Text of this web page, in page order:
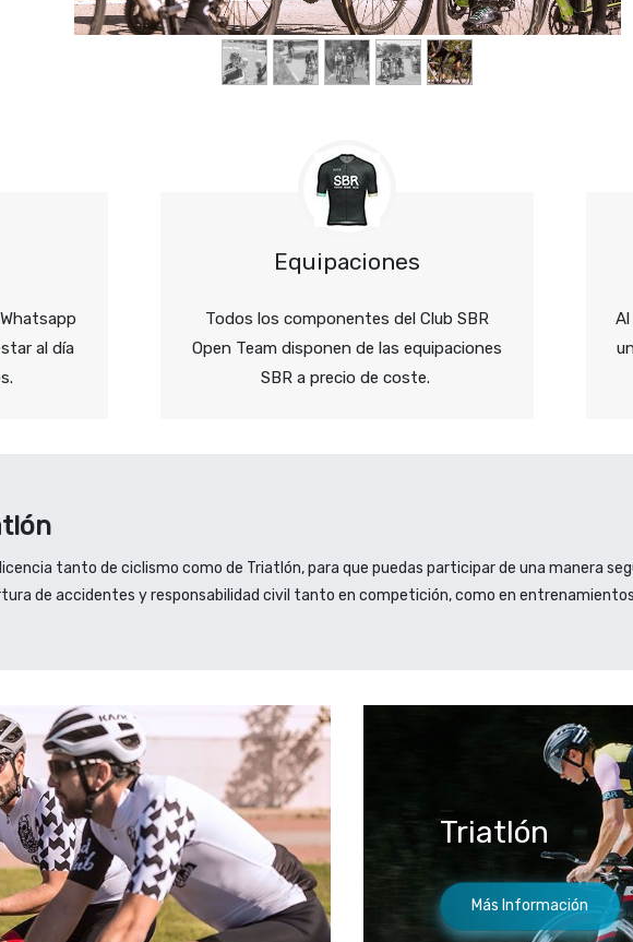
al día
Equipaciones
Todos los componentes del Club SBR
Open Team disponen de las equipaciones
SBR a precio de coste.
tanto de ciclismo como de Triatlón, para que puedas participar de una manera
de accidentes y responsabilidad civil tanto en competición, como en
Triatlón
Más Información